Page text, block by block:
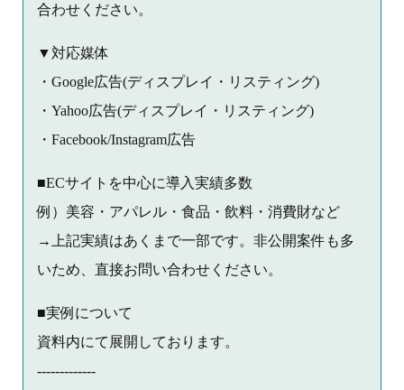
合わせください。
▼対応媒体
・Google広告(ディスプレイ・リスティング)
・Yahoo広告(ディスプレイ・リスティング)
・Facebook/Instagram広告
■ECサイトを中心に導入実績多数
例）美容・アパレル・食品・飲料・消費財など
→上記実績はあくまで一部です。非公開案件も多
いため、直接お問い合わせください。
■実例について
資料内にて展開しております。
-------------